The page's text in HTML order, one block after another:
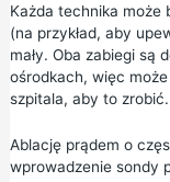
Każda technika może
(na przykład, aby
mały. Oba zabiegi są
ośrodkach, więc
szpitala, aby to zrobić.
Ablację prądem o
wprowadzenie sondy